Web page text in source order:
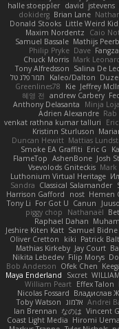
halle stoeppler david jstevens
dokiderg Brian Lane
Donald Stooks Little Weird
Maxim Nordentz
Caio
Samuel Bassale Mathijs
Philip Pryke Dave
Chuck Morris Mark
Tony Alfredsson Salina De
תמר פלג טל
Kaleo/Dalton
Greenlines78
Kie Jeffrey
혜영 전 andrew Carbery
Anthony Delasanta
Minja
Adrien Alexandre Rab
venkat rathna kumar talluri
Kristinn Sturluson
Duncan Hewitt Mattias
Smoke EA Graffiti Eric G
FlameTop AshenBone Josh
Vsevolods Gniteckis Mark
Luthonium Virtual Heritage
Sandra Classical Salamander
Harrison Gafford
nost Hemen
Tony Li For Got U Canun
piggy chop
Nathanaël
Raphael Dahan
Jeshire Kiten Katt Samuel Bidne
Oliver Cretton
kiki Patrick
Mathias Kirkeby Jay Court
Nikita Lebedev Filip Morys
Bob Anderson Ofek Chen
Maya Enderland
Sxcret
William Peart Effex Talon
Nicolas Fossard Владислав
Toby Watson אלמוג Andrei
Ian Brennan なのは Vincent
Coast Light Media Hiromi